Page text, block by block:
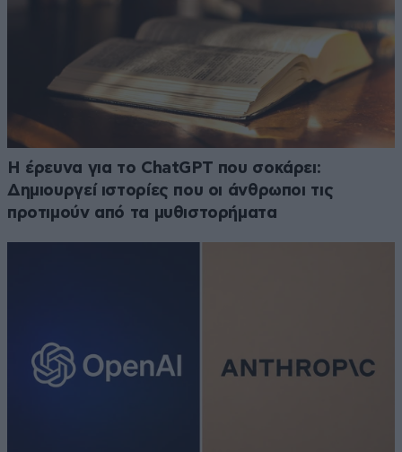
H έρευνα για το ChatGPT που σοκάρει:
Δημιουργεί ιστορίες που οι άνθρωποι τις
προτιμούν από τα μυθιστορήματα